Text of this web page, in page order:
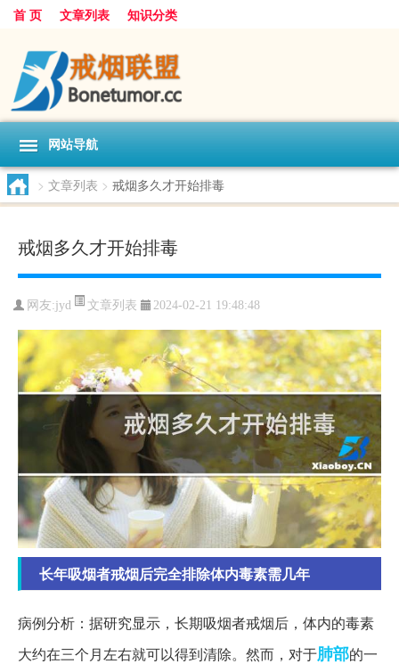
首 页 文章列表 知识分类
网站导航
> 文章列表 > 戒烟多久才开始排毒
戒烟多久才开始排毒
网友:jyd 文章列表 2024-02-21 19:48:48
长年吸烟者戒烟后完全排除体内毒素需几年
病例分析：据研究显示，长期吸烟者戒烟后，体内的毒素
大约在三个月左右就可以得到清除。然而，对于肺部的一